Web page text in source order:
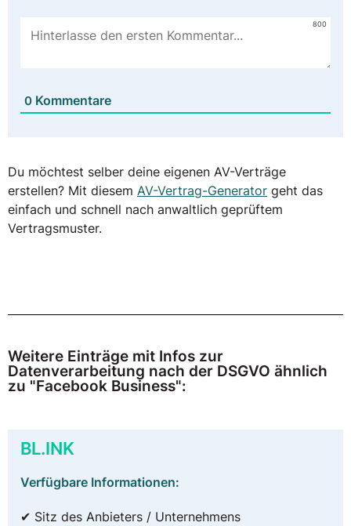
800
0 Kommentare
Du möchtest selber deine eigenen AV-Verträge
erstellen? Mit diesem AV-Vertrag-Generator geht das
einfach und schnell nach anwaltlich geprüftem
Vertragsmuster.
Weitere Einträge mit Infos zur
Datenverarbeitung nach der DSGVO ähnlich
zu "Facebook Business":
BL.INK
Verfügbare Informationen:
✔ Sitz des Anbieters / Unternehmens